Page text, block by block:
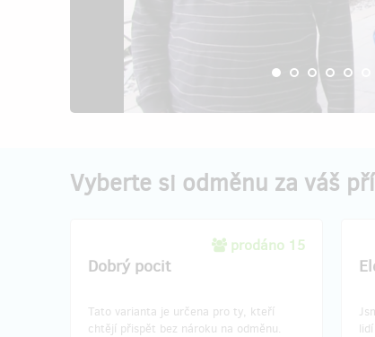
Vyberte si odměnu za váš
prodáno 15
Dobrý pocit
Tato varianta je určena pro ty, kteří
chtějí přispět bez nároku na odměnu.